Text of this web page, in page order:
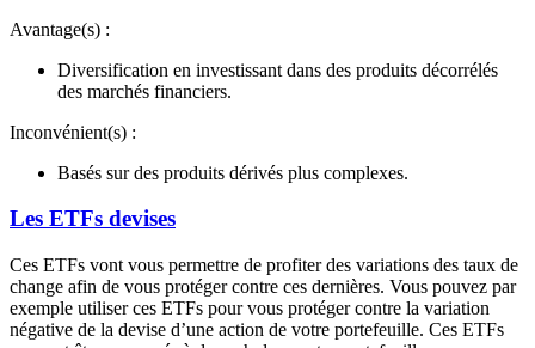
Avantage(s) :
Diversification en investissant dans des produits décorrélés
des marchés financiers.
Inconvénient(s) :
Basés sur des produits dérivés plus complexes.
Les ETFs devises
Ces ETFs vont vous permettre de profiter des variations des taux de
change afin de vous protéger contre ces dernières. Vous pouvez par
exemple utiliser ces ETFs pour vous protéger contre la variation
négative de la devise d’une action de votre portefeuille. Ces ETFs